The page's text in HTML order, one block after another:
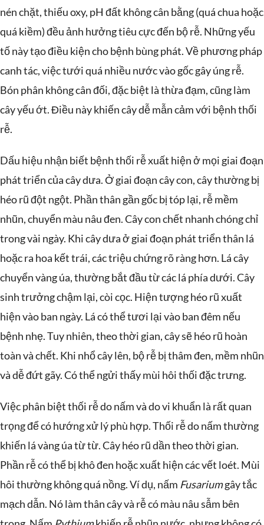
nén chặt, thiếu oxy, pH đất không cân bằng (quá chua hoặc
quá kiềm) đều ảnh hưởng tiêu cực đến bộ rễ. Những yếu
tố này tạo điều kiện cho bệnh bùng phát. Về phương pháp
canh tác, việc tưới quá nhiều nước vào gốc gây úng rễ.
Bón phân không cân đối, đặc biệt là thừa đạm, cũng làm
cây yếu ớt. Điều này khiến cây dễ mẫn cảm với bệnh thối
rễ.
Dấu hiệu nhận biết bệnh thối rễ xuất hiện ở mọi giai đoạn
phát triển của cây dưa. Ở giai đoạn cây con, cây thường bị
héo rũ đột ngột. Phần thân gần gốc bị tóp lại, rễ mềm
nhũn, chuyển màu nâu đen. Cây con chết nhanh chóng chỉ
trong vài ngày. Khi cây dưa ở giai đoạn phát triển thân lá
hoặc ra hoa kết trái, các triệu chứng rõ ràng hơn. Lá cây
chuyển vàng úa, thường bắt đầu từ các lá phía dưới. Cây
sinh trưởng chậm lại, còi cọc. Hiện tượng héo rũ xuất
hiện vào ban ngày. Lá có thể tươi lại vào ban đêm nếu
bệnh nhẹ. Tuy nhiên, theo thời gian, cây sẽ héo rũ hoàn
toàn và chết. Khi nhổ cây lên, bộ rễ bị thâm đen, mềm nhũn
và dễ đứt gãy. Có thể ngửi thấy mùi hôi thối đặc trưng.
Việc phân biệt thối rễ do nấm và do vi khuẩn là rất quan
trọng để có hướng xử lý phù hợp. Thối rễ do nấm thường
khiến lá vàng úa từ từ. Cây héo rũ dần theo thời gian.
Phần rễ có thể bị khô đen hoặc xuất hiện các vết loét. Mùi
hôi thường không quá nồng. Ví dụ, nấm Fusariumgây tắc
mạch dẫn. Nó làm thân cây và rễ có màu nâu sẫm bên